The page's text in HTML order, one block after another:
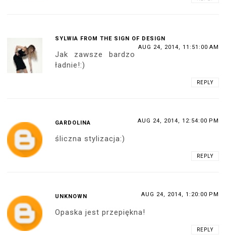
SYLWIA FROM THE SIGN OF DESIGN
AUG 24, 2014, 11:51:00 AM
Jak zawsze bardzo
ładnie!:)
REPLY
GARDOLINA AUG 24, 2014, 12:54:00 PM
śliczna stylizacja:)
REPLY
UNKNOWN AUG 24, 2014, 1:20:00 PM
Opaska jest przepiękna!
REPLY